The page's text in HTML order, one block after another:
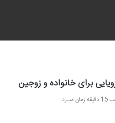
برای خانواده و زوجین